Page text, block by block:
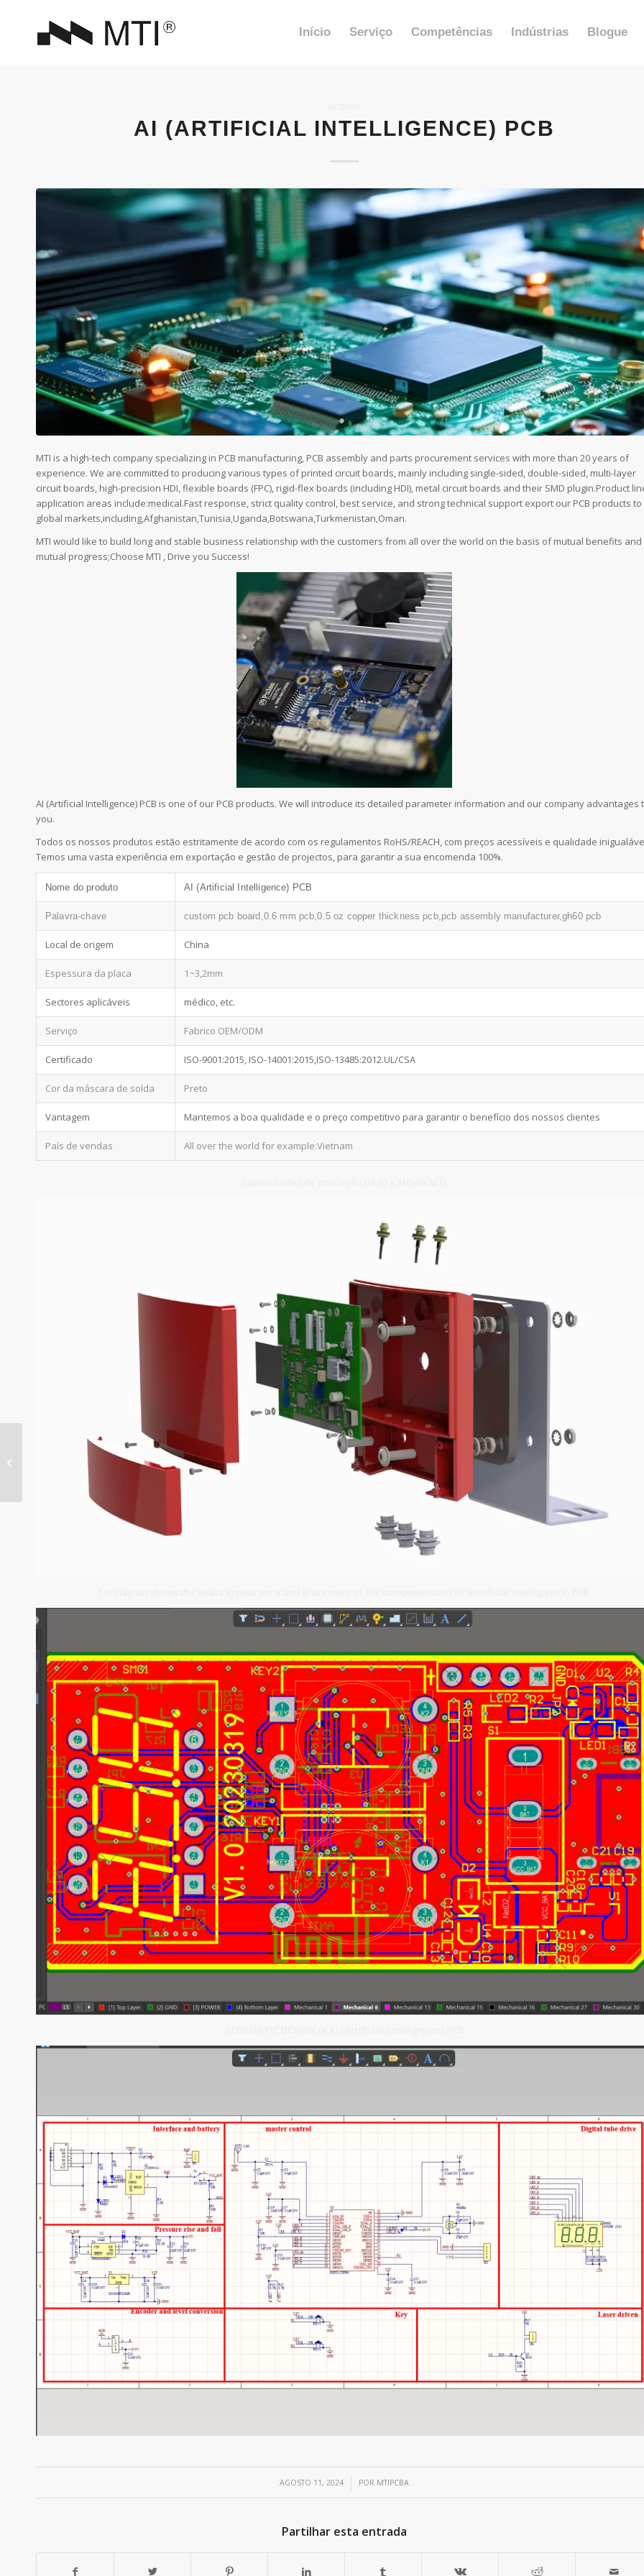
Início Serviço Competências Indústrias Blogue
AI (ARTIFICIAL INTELLIGENCE) PCB
MTI is a high-tech company specializing in PCB manufacturing, PCB assembly and parts procurement services with more than 20 years of
experience. We are committed to producing various types of printed circuit boards, mainly including single-sided, double-sided, multi-layer
circuit boards, high-precision HDI, flexible boards (FPC), rigid-flex boards (including HDI), metal circuit boards and their SMD plugin.Product
application areas include:medical.Fast response, strict quality control, best service, and strong technical support export our PCB products to
global markets,including,Afghanistan,Tunisia,Uganda,Botswana,Turkmenistan,Oman.
MTI would like to build long and stable business relationship with the customers from all over the world on the basis of mutual benefits and
mutual progress;Choose MTI , Drive you Success!
AI (Artificial Intelligence) PCB is one of our PCB products. We will introduce its detailed parameter information and our company advantages
you.
Todos os nossos produtos estão estritamente de acordo com os regulamentos RoHS/REACH, com preços acessíveis e qualidade
Temos uma vasta experiência em exportação e gestão de projectos, para garantir a sua encomenda 100%.
Nome do produto AI (Artificial Intelligence) PCB
Palavra-chave custom pcb board,0.6 mm pcb,0.5 oz copper thickness pcb,pcb assembly manufacturer,gh60 pcb
Local de origem China
Espessura da placa 1~3,2mm
Sectores aplicáveis médico, etc.
Serviço Fabrico OEM/ODM
Certificado ISO-9001:2015, ISO-14001:2015,ISO-13485:2012.UL/CSA
Cor da máscara de solda Preto
Vantagem Mantemos a boa qualidade e o preço competitivo para garantir o benefício dos nossos clientes
País de vendas All over the world for example:Vietnam
AGOSTO 11, 2024
/ POR MTIPCBA
Partilhar esta entrada
Agricultural PCB